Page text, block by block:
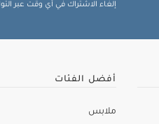
إلغاء الاشتراك في أي وقت عبر
أفضل الفئات
ملابس